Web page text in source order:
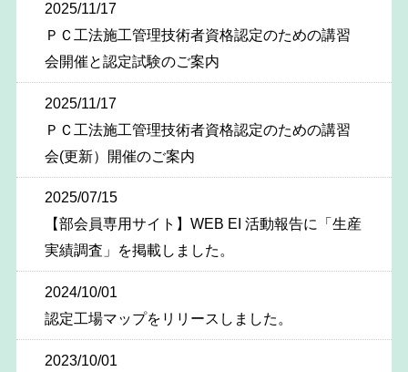
2025/11/17
ＰＣ工法施工管理技術者資格認定のための講習
会開催と認定試験のご案内
2025/11/17
ＰＣ工法施工管理技術者資格認定のための講習
会(更新）開催のご案内
2025/07/15
【部会員専用サイト】WEB EI 活動報告に「生産
実績調査」を掲載しました。
2024/10/01
認定工場マップをリリースしました。
2023/10/01